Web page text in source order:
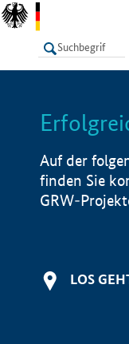
LISTE
Auf der
finden Sie
GRW-
LOS